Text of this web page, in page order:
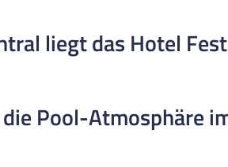
liegt das Hotel
zum Strand sind es etwa 5–10
Pool-Atmosphäre